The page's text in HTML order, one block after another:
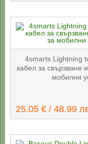
4smarts Lightning
кабел за свързване
мобилни
25.05 € / 48.99